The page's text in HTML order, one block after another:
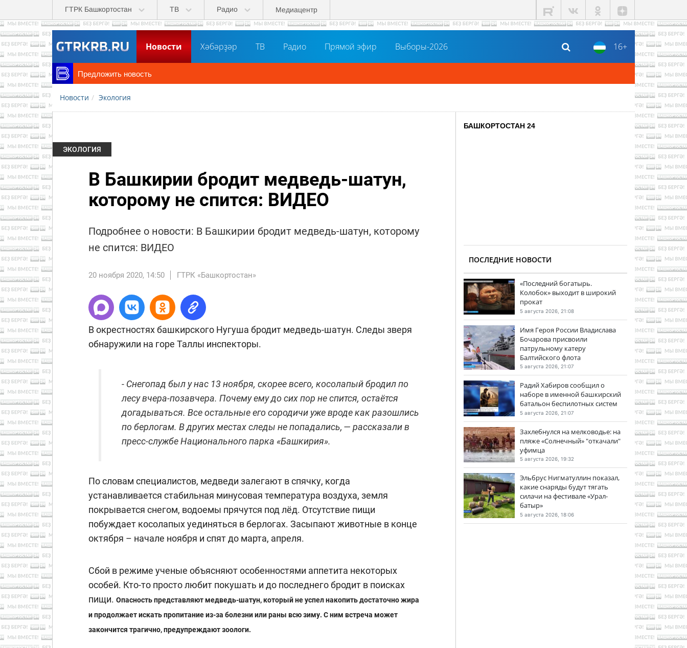
Перейти к основному содержанию
ГТРК Башкортостан ТВ Радио Медиацентр
16+
Новости Хәбәрҙәр ТВ Радио Прямой эфир Выборы-2026
Предложить новость
Новости Экология
ЭКОЛОГИЯ
В Башкирии бродит медведь-шатун,
которому не спится: ВИДЕО
Подробнее о новости: В Башкирии бродит медведь-шатун, которому
не спится: ВИДЕО
20 ноября 2020, 14:50 ГТРК «Башкортостан»
В окрестностях башкирского Нугуша бродит медведь-шатун. Следы зверя
обнаружили на горе Таллы инспекторы.
- Снегопад был у нас 13 ноября, скорее всего, косолапый бродил по
лесу вчера-позавчера. Почему ему до сих пор не спится, остаётся
догадываться. Все остальные его сородичи уже вроде как разошлись
по берлогам. В других местах следы не попадались, — рассказали в
пресс-службе Национального парка «Башкирия».
По словам специалистов, медведи залегают в спячку, когда
устанавливается стабильная минусовая температура воздуха, земля
покрывается снегом, водоемы прячутся под лёд. Отсутствие пищи
побуждает косолапых уединяться в берлогах. Засыпают животные в конце
октября – начале ноября и спят до марта, апреля.
Сбой в режиме ученые объясняют особенностями аппетита некоторых
особей. Кто-то просто любит покушать и до последнего бродит в поисках
пищи. Опасность представляют медведь-шатун, который не успел накопить достаточно жира
и продолжает искать пропитание из-за болезни или раны всю зиму. С ним встреча может
закончится трагично, предупреждают зоологи.
БАШКОРТОСТАН 24
ПОСЛЕДНИЕ НОВОСТИ
«Последний богатырь.
Колобок» выходит в широкий
прокат
5 августа 2026, 21:08
Имя Героя России Владислава
Бочарова присвоили
патрульному катеру
Балтийского флота
5 августа 2026, 21:07
Радий Хабиров сообщил о
наборе в именной башкирский
батальон беспилотных систем
5 августа 2026, 21:07
Захлебнулся на мелководье: на
пляже «Солнечный» "откачали"
уфимца
5 августа 2026, 19:32
Эльбрус Нигматуллин показал,
какие снаряды будут тягать
силачи на фестивале «Урал-
батыр»
5 августа 2026, 18:06